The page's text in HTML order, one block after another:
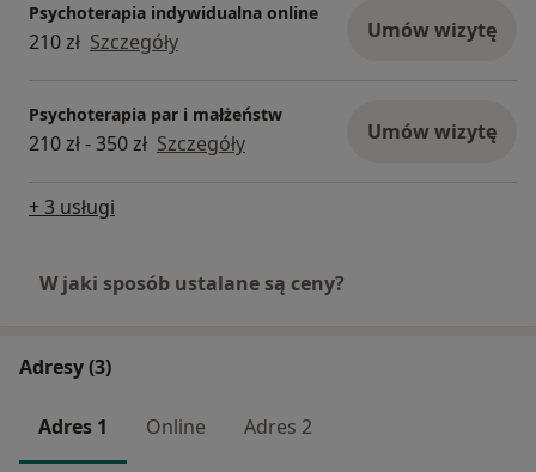
Psychoterapia indywidualna online
210 zł Szczegóły Umów wizytę
Psychoterapia par i małżeństw
210 zł - 350 zł Szczegóły Umów wizytę
+ 3 usługi
W jaki sposób ustalane są ceny?
Adresy (3)
Adres 1 Online Adres 2